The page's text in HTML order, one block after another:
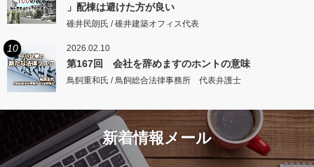
」配棟は避けた方が良い
碓井民朗氏 / 碓井建築オフィス代表
10 2026.02.10
第167回 会社を辞めますのホントの意味
鳥飼重和氏 / 鳥飼総合法律事務所 代表弁護士
新着情報メール